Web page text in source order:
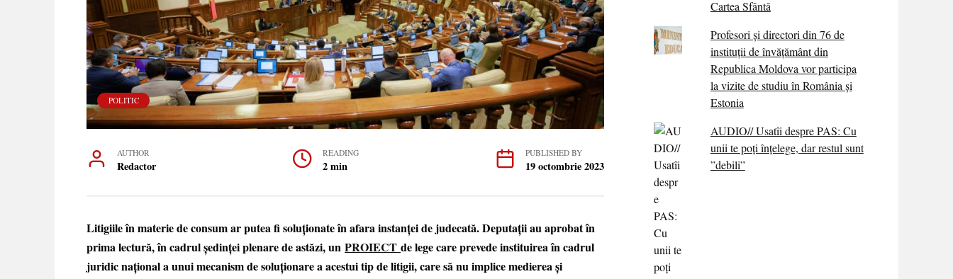
POLITIC
AUTHOR
Redactor
READING
2 min
PUBLISHED BY
19 octombrie 2023
Litigiile în materie de consum ar putea fi soluționate în afara instanței de judecată. Deputații au aprobat în
prima lectură, în cadrul ședinței plenare de astăzi, un PROIECT de lege care prevede instituirea în cadrul
juridic național a unui mecanism de soluționare a acestui tip de litigii, care să nu implice medierea și
Cartea Sfântă
Profesori și directori din 76 de
instituții de învățământ din
Republica Moldova vor participa
la vizite de studiu în România și
Estonia
AUDIO// Usatîi despre PAS: Cu
unii te poți înțelege, dar restul sunt
”debili”